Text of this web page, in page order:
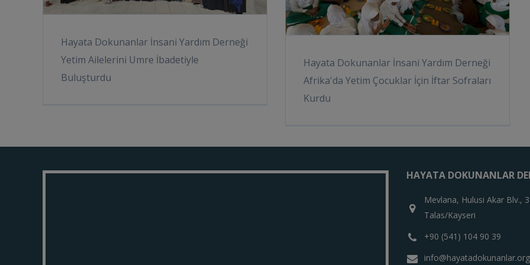
Hayata Dokunanlar İnsani Yardım Derneği
Yetim Ailelerini Umre İbadetiyle
Buluşturdu
Hayata Dokunanlar İnsani Yardım Derneği
Afrika'da Yetim Çocuklar İçin İftar Sofraları
Kurdu
HAYATA DOKUNANLAR
Mevlana, Hulusi Akar Blv.,
Talas/Kayseri
+90 (541) 104 90 39
info@hayatadokunanlar.org